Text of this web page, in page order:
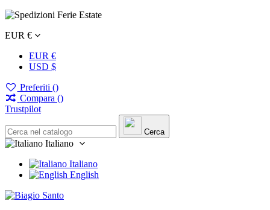
EUR €
EUR €
USD $
Preferiti ()
Compara ()
Trustpilot
Cerca
Italiano
Italiano
English